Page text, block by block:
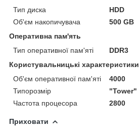
Тип диска
HDD
Об'єм накопичувача
500 GB
Оперативна пам'ять
Тип оперативної пам'яті
DDR3
Користувальницькі характеристики
Об'єм оперативної пам'яті
4000
Типорозмір
"Tower"
Частота процесора
2800
Приховати